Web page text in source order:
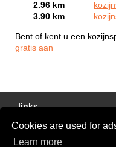
Cookies are used for
Learn more
2.96 km
3.90 km
Bent of kent u een
gratis aan
links
Gratis Offertes